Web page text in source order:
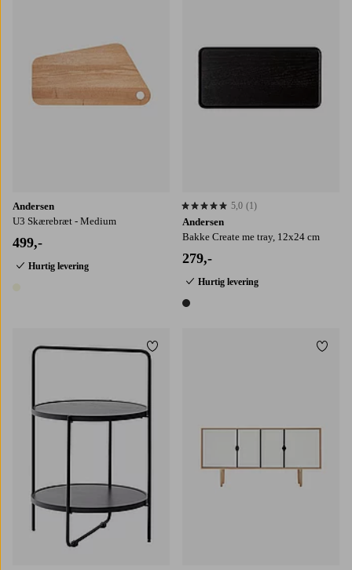
Andersen
U3 Skærebræt - Medium
499,-
Hurtig levering
Andersen
Bakke Create me tray, 12x24 cm
279,-
Hurtig levering
1 farve
5,0 baseret på 1 bedømmelser
5,0 (1)
Tilføj til favoritter